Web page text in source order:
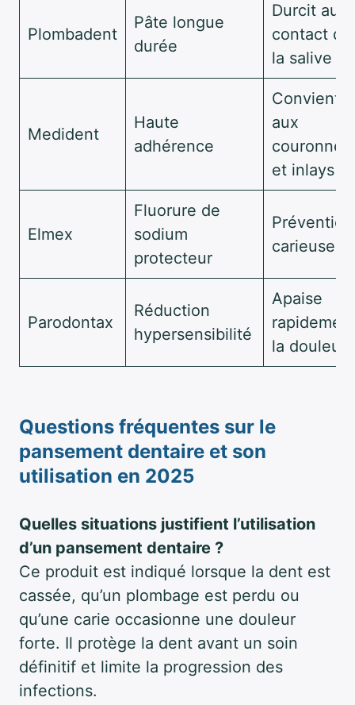
Plombadent
Pâte longue
durée
Durcit au
contact de
la salive
Medident
Haute
adhérence
Convient
aux
couronnes
et inlays
Elmex
Fluorure de
sodium
protecteur
Prévention
carieuse
Parodontax
Réduction
hypersensibilité
Apaise
la douleur
Questions fréquentes sur le
pansement dentaire et son
utilisation en 2025
Quelles situations justifient l’utilisation
d’un pansement dentaire ?
Ce produit est indiqué lorsque la dent est
cassée, qu’un plombage est perdu ou
qu’une carie occasionne une douleur
forte. Il protège la dent avant un soin
définitif et limite la progression des
infections.